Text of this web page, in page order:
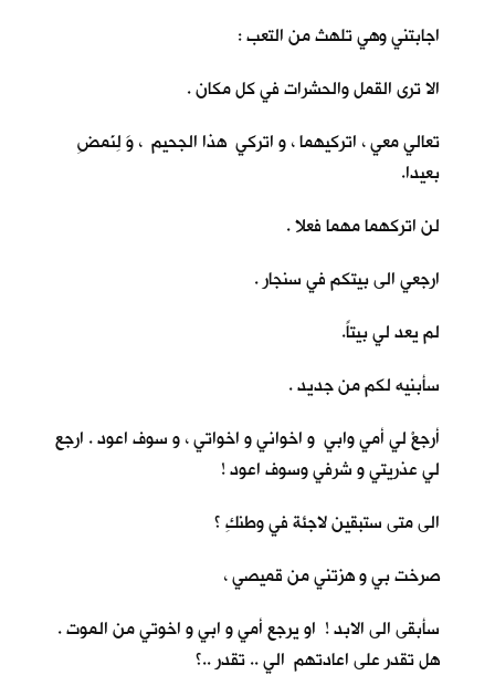
اجابتني وهي تلهث من التعب :
الا ترى القمل والحشرات في كل مكان .
تعالي معي ، اتركيهما ، و اتركي هذا الجحيم ، وَ لِنَمضِ
بعيدا.
لن اتركهما مهما فعلا .
ارجعي الى بيتكم في سنجار .
لم يعد لي بيتاً.
سأبنيه لكم من جديد .
أرجعْ لي أمي وابي و اخواني و اخواتي ، و سوف اعود . ارجع
لي عذريتي و شرفي وسوف اعود !
الى متى ستبقين لاجئة في وطنكِ ؟
صرخت بي و هزتني من قميصي ،
سأبقى الى الابد ! او يرجع أمي و ابي و اخوتي من الموت .
هل تقدر على اعادتهم الي .. تقدر ..؟